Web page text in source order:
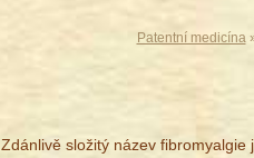
Patentní medicína
Zdánlivě složitý název fibromyalgie